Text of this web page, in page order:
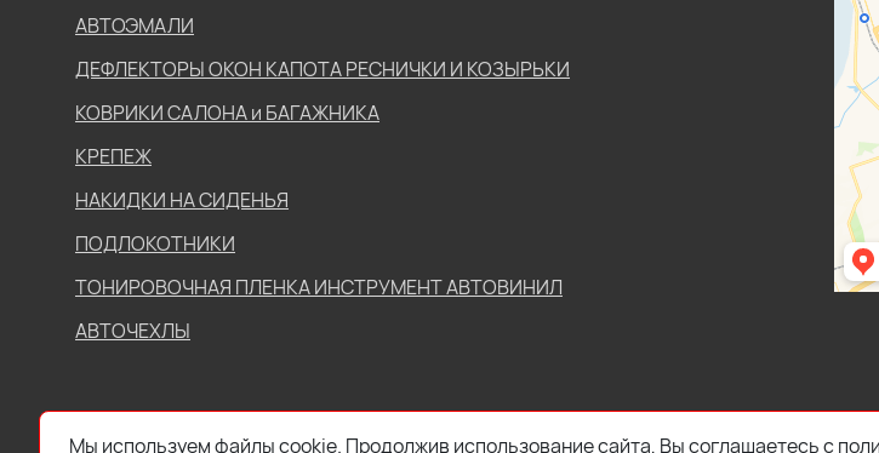
АВТОЭМАЛИ
ДЕФЛЕКТОРЫ ОКОН КАПОТА РЕСНИЧКИ И КОЗЫРЬКИ
КОВРИКИ САЛОНА и БАГАЖНИКА
КРЕПЕЖ
НАКИДКИ НА СИДЕНЬЯ
ПОДЛОКОТНИКИ
ТОНИРОВОЧНАЯ ПЛЕНКА ИНСТРУМЕНТ АВТОВИНИЛ
АВТОЧЕХЛЫ
Мы используем файлы cookie. Продолжив использование сайта, Вы соглашаетесь с